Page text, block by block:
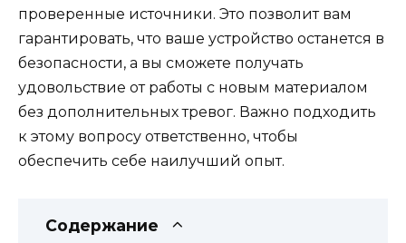
проверенные источники. Это позволит вам
гарантировать, что ваше устройство останется в
безопасности, а вы сможете получать
удовольствие от работы с новым материалом
без дополнительных тревог. Важно подходить
к этому вопросу ответственно, чтобы
обеспечить себе наилучший опыт.
Содержание